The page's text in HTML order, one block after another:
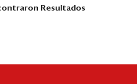
Resultados